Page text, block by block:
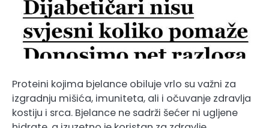
Proteini kojima bjelance obiluje vrlo su važni za
izgradnju mišića, imuniteta, ali i očuvanje zdravlja
kostiju i srca. Bjelance ne sadrži šećer ni ugljene